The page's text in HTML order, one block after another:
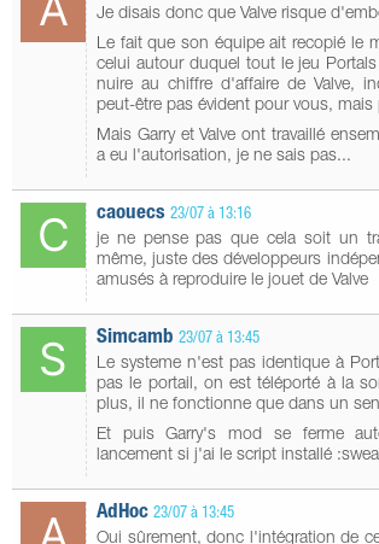
Je disais donc que Valve risque
Le fait que son équipe ait recopié le
celui autour duquel tout le jeu
nuire au chiffre d'affaire de Valve,
peut-être pas évident pour vous,
Mais Garry et Valve ont travaillé
a eu l'autorisation, je ne sais pas...
caouecs 23/07 à 13:16
je ne pense pas que cela soit un
même, juste des développeurs
amusés à reproduire le jouet de Valve
Simcamb 23/07 à 13:45
Le systeme n'est pas identique à
pas le portail, on est téléporté à la
plus, il ne fonctionne que dans un
Et puis Garry's mod se ferme
lancement si j'ai le script installé
AdHoc 23/07 à 13:45
Oui sûrement, donc l'intégration de